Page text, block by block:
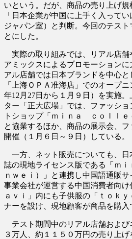
いという。だが、商品の売り上げ規
「日本企業が中国に上手く入って
ジャパン室）と判断。今回のテス
とにした。
実際の取り組みでは、リアル店舗
アミックスによるプロモーションに
アル店舗では日本ブランドを中心
「上海ＯＰＡ准海店」でのオープ
年12月27日から１月９日）を実施
ター「正大広場」では、ファッシ
トショップ「ｍｉｎａ ｃｏｌｌ
と協業するほか、商品の展示会、
開催（１月６日～９日）している。
一方、ネット販売についても、日
誌の現地ライセンス版である「ｍｉ
ｎｗｅｉ）」と連携し中国語通販
事業会社が運営する中国消費者向け
ａｖｉ」内にも子供服の「ｔｏｋ
ナーを設け、現地顧客が商品を購入
テスト期間中のリアル店舗および
３万人、約１１５０万円の売り上げ